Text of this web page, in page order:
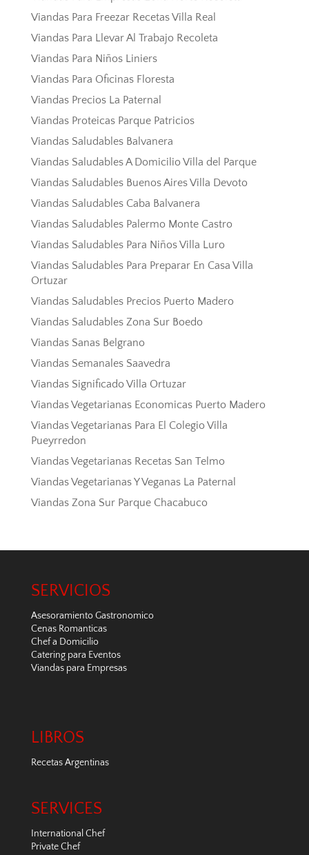
Viandas Para Freezar Recetas Villa Real
Viandas Para Llevar Al Trabajo Recoleta
Viandas Para Niños Liniers
Viandas Para Oficinas Floresta
Viandas Precios La Paternal
Viandas Proteicas Parque Patricios
Viandas Saludables Balvanera
Viandas Saludables A Domicilio Villa del Parque
Viandas Saludables Buenos Aires Villa Devoto
Viandas Saludables Caba Balvanera
Viandas Saludables Palermo Monte Castro
Viandas Saludables Para Niños Villa Luro
Viandas Saludables Para Preparar En Casa Villa
Ortuzar
Viandas Saludables Precios Puerto Madero
Viandas Saludables Zona Sur Boedo
Viandas Sanas Belgrano
Viandas Semanales Saavedra
Viandas Significado Villa Ortuzar
Viandas Vegetarianas Economicas Puerto Madero
Viandas Vegetarianas Para El Colegio Villa
Pueyrredon
Viandas Vegetarianas Recetas San Telmo
Viandas Vegetarianas Y Veganas La Paternal
Viandas Zona Sur Parque Chacabuco
SERVICIOS
Asesoramiento Gastronomico
Cenas Romanticas
Chef a Domicilio
Catering para Eventos
Viandas para Empresas
LIBROS
Recetas Argentinas
SERVICES
International Chef
Private Chef